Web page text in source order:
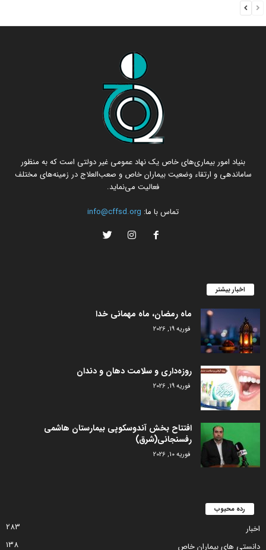
بنیاد امور بیماری‌های خاص یک نهاد عمومی غیر دولتی است که به منظور
ساماندهی و ارتقاء وضعیت بیماران خاص و صعب‌العلاج در زمینه‌های مختلف
فعالیت می‌نماید.
تماس با ما: info@cffsd.org
اخبار بیشتر
ماه رمضان، ماه مهمانی خدا
فوریه 19, 2026
روزه‌داری و سلامت دهان و دندان
فوریه 19, 2026
افتتاح بخش آندوسکوپی بیمارستان هاشمی
رفسنجانی(شرق)
فوریه 10, 2026
رده محبوب
اخبار
283
دانستی های بیماران خاص
138